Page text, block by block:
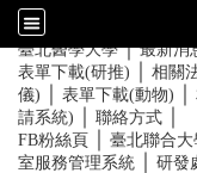
::: 臺北醫學大學｜最新消
表單下載(研推) 相關
儀)
表單下載(動物)
請系統)
聯絡方式
FB粉絲頁 臺北聯合
室服務管理系統
研發